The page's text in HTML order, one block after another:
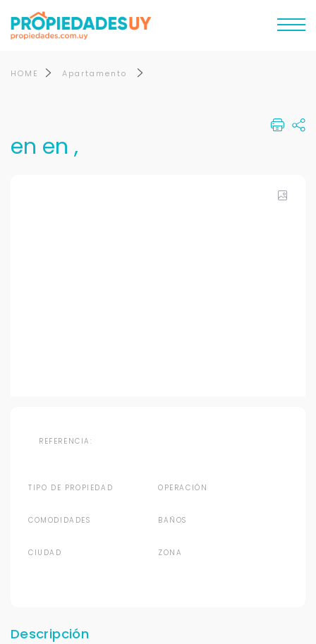
HOME Apartamento
en en ,
REFERENCIA:
TIPO DE PROPIEDAD OPERACIÓN
COMODIDADES BAÑOS
CIUDAD ZONA
Descripción